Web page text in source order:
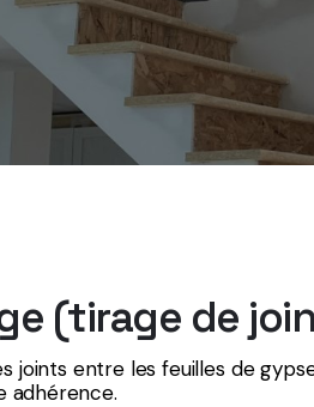
(tirage de
joints entre les feuilles de
adhérence.